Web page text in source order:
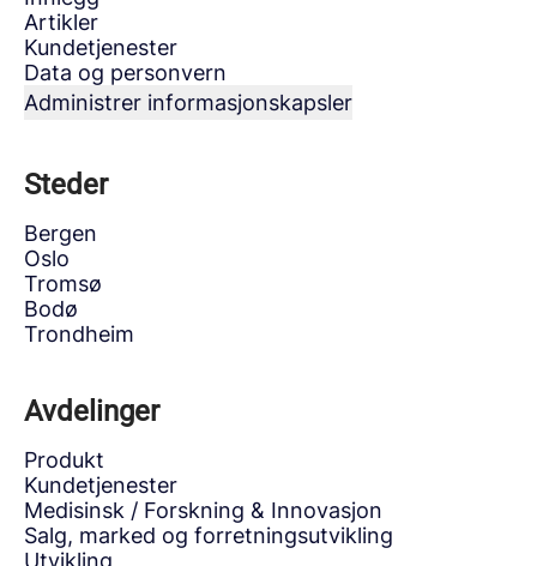
Artikler
Kundetjenester
Data og personvern
Administrer informasjonskapsler
Steder
Bergen
Oslo
Tromsø
Bodø
Trondheim
Avdelinger
Produkt
Kundetjenester
Medisinsk / Forskning & Innovasjon
Salg, marked og forretningsutvikling
Utvikling